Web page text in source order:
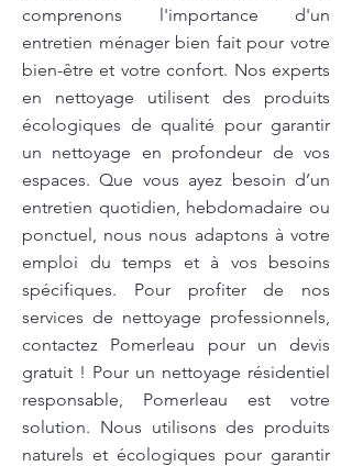
comprenons l'importance d'un
entretien ménager bien fait pour votre
bien-être et votre confort. Nos experts
en nettoyage utilisent des produits
écologiques de qualité pour garantir
un nettoyage en profondeur de vos
espaces. Que vous ayez besoin d’un
entretien quotidien, hebdomadaire ou
ponctuel, nous nous adaptons à votre
emploi du temps et à vos besoins
spécifiques. Pour profiter de nos
services de nettoyage professionnels,
contactez Pomerleau pour un devis
gratuit ! Pour un nettoyage résidentiel
responsable, Pomerleau est votre
solution. Nous utilisons des produits
naturels et écologiques pour garantir